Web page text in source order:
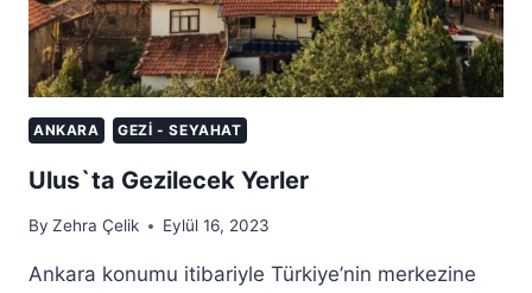
ANKARA GEZI - SEYAHAT
Ulus`ta Gezilecek Yerler
By Zehra Çelik Eylül 16, 2023
Ankara konumu itibariyle Türkiye’nin merkezine